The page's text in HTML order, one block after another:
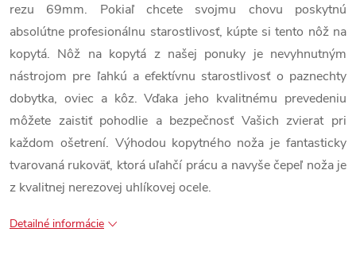
rezu 69mm. Pokiaľ chcete svojmu chovu poskytnú
absolútne profesionálnu starostlivosť, kúpte si tento nôž na
kopytá. Nôž na kopytá z našej ponuky je nevyhnutným
nástrojom pre ľahkú a efektívnu starostlivosť o paznechty
dobytka, oviec a kôz. Vďaka jeho kvalitnému prevedeniu
môžete zaistiť pohodlie a bezpečnosť Vašich zvierat pri
každom ošetrení. Výhodou kopytného noža je fantasticky
tvarovaná rukoväť, ktorá uľahčí prácu a navyše čepeľ noža je
z kvalitnej nerezovej uhlíkovej ocele.
Detailné informácie